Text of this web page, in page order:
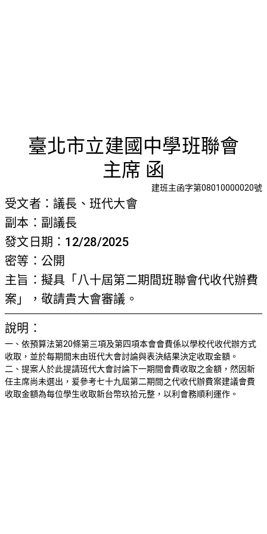
擬具「
臺北市立建國中學班聯會
主席 函
建班主函字第08010000020號
受文者：議長、班代大會
副本：副議長
發文日期：12/28/2025
密等：公開
主旨：擬具「八十屆第二期間班聯會代收代辦費
案」，敬請貴大會審議。
說明：
一、依預算法第20條第三項及第四項本會會費係以學校代收代辦方式
收取，並於每期間末由班代大會討論與表決結果決定收取金額。
二、提案人於此提請班代大會討論下一期間會費收取之金額，然因新
任主席尚未選出，爰參考七十九屆第二期間之代收代辦費案建議會費
收取金額為每位學生收取新台幣玖拾元整，以利會務順利運作。